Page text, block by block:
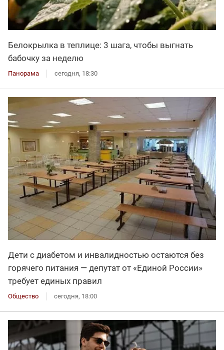
Белокрылка в теплице: 3 шага, чтобы выгнать
бабочку за неделю
Панорама сегодня, 18:30
Дети с диабетом и инвалидностью остаются без
горячего питания — депутат от «Единой России»
требует единых правил
Общество сегодня, 18:00